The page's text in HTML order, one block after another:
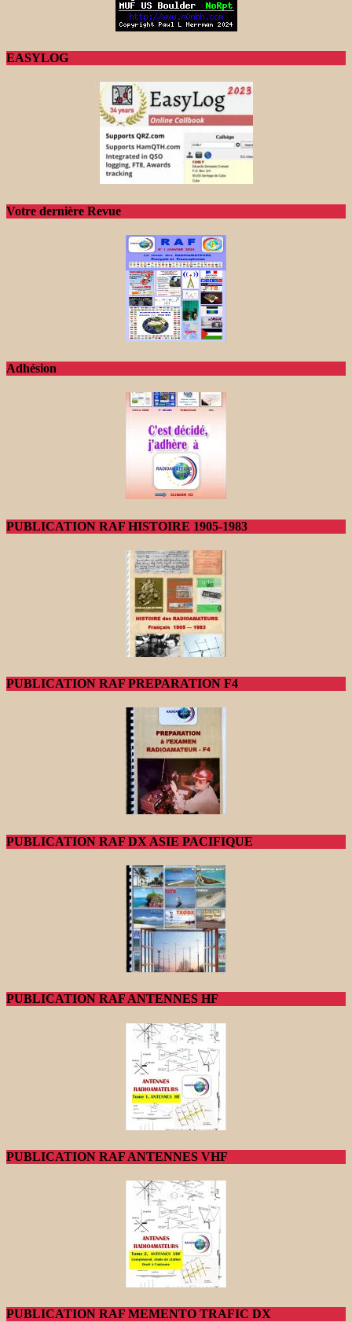
EASYLOG
Votre dernière Revue
Adhésion
PUBLICATION RAF HISTOIRE 1905-1983
PUBLICATION RAF PREPARATION F4
PUBLICATION RAF DX ASIE PACIFIQUE
PUBLICATION RAF ANTENNES HF
PUBLICATION RAF ANTENNES VHF
PUBLICATION RAF MEMENTO TRAFIC DX